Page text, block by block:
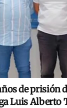
de prisión
Luis Alberto